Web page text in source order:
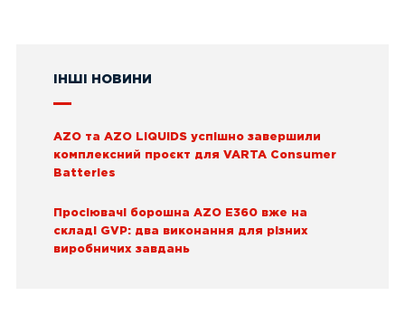
ІНШІ НОВИНИ
AZO та AZO LIQUIDS успішно завершили
комплексний проєкт для VARTA Consumer
Batteries
Просіювачі борошна AZO E360 вже на
складі GVP: два виконання для різних
виробничих завдань